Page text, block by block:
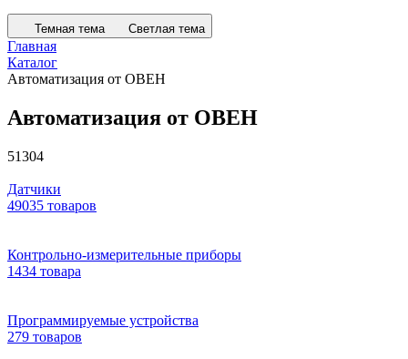
Темная тема Светлая тема
Главная
Каталог
Автоматизация от ОВЕН
Автоматизация от ОВЕН
51304
Датчики
49035 товаров
Контрольно-измерительные приборы
1434 товара
Программируемые устройства
279 товаров